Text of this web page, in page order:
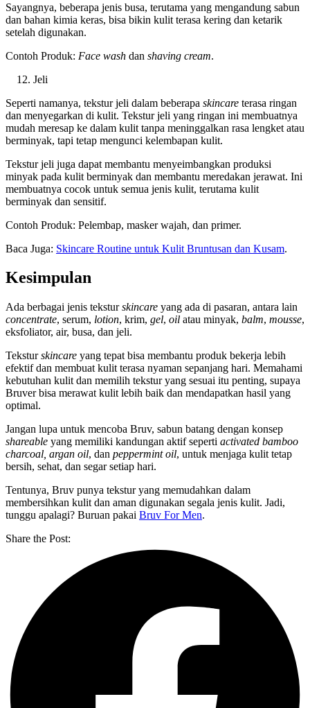
Sayangnya, beberapa jenis busa, terutama yang mengandung sabun
dan bahan kimia keras, bisa bikin kulit terasa kering dan ketarik
setelah digunakan.
Contoh Produk: Face wash dan shaving cream.
Jeli
Seperti namanya, tekstur jeli dalam beberapa skincare terasa ringan
dan menyegarkan di kulit. Tekstur jeli yang ringan ini membuatnya
mudah meresap ke dalam kulit tanpa meninggalkan rasa lengket atau
berminyak, tapi tetap mengunci kelembapan kulit.
Tekstur jeli juga dapat membantu menyeimbangkan produksi
minyak pada kulit berminyak dan membantu meredakan jerawat. Ini
membuatnya cocok untuk semua jenis kulit, terutama kulit
berminyak dan sensitif.
Contoh Produk: Pelembap, masker wajah, dan primer.
Baca Juga: Skincare Routine untuk Kulit Bruntusan dan Kusam.
Kesimpulan
Ada berbagai jenis teksturskincare yang ada di pasaran, antara lain
concentrate, serum, lotion, krim, gel, oil atau minyak, balm, mousse,
eksfoliator, air, busa, dan jeli.
Teksturskincare yang tepat bisa membantu produk bekerja lebih
efektif dan membuat kulit terasa nyaman sepanjang hari. Memahami
kebutuhan kulit dan memilih tekstur yang sesuai itu penting, supaya
Bruver bisa merawat kulit lebih baik dan mendapatkan hasil yang
optimal.
Jangan lupa untuk mencoba Bruv, sabun batang dengan konsep
shareable yang memiliki kandungan aktif seperti activated bamboo
charcoal, argan oil, dan peppermint oil, untuk menjaga kulit tetap
bersih, sehat, dan segar setiap hari.
Tentunya, Bruv punya tekstur yang memudahkan dalam
membersihkan kulit dan aman digunakan segala jenis kulit. Jadi,
tunggu apalagi? Buruan pakai Bruv For Men.
Share the Post: